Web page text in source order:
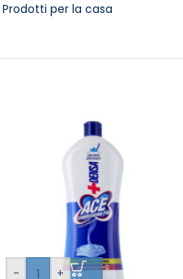
Prodotti per la casa
- +